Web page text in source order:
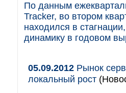
По данным
Tracker, во втором
находился в
динамику в годовом
05.09.2012 Рынок
локальный рост